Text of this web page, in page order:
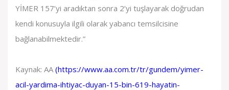
YİMER 157’yi aradıktan sonra 2’yi tuşlayarak doğrudan
kendi konusuyla ilgili olarak yabancı temsilcisine
bağlanabilmektedir.”​​​​​​​
Kaynak: AA(https://www.aa.com.tr/tr/gundem/yimer-
acil-yardima-ihtiyac-duyan-15-bin-619-hayatin-